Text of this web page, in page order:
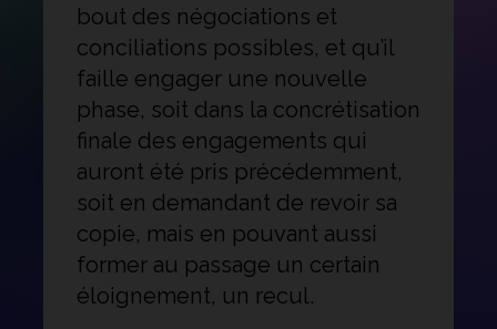
bout des négociations et
conciliations possibles, et qu’il
faille engager une nouvelle
phase, soit dans la concrétisation
finale des engagements qui
auront été pris précédemment,
soit en demandant de revoir sa
copie, mais en pouvant aussi
former au passage un certain
éloignement, un recul.